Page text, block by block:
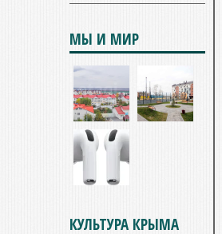
МЫ И МИР
КУЛЬТУРА КРЫМА